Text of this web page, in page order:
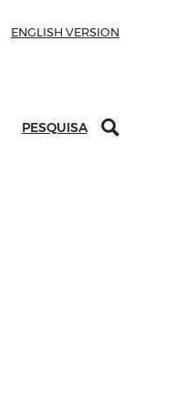
ENGLISH VERSION
PESQUISA